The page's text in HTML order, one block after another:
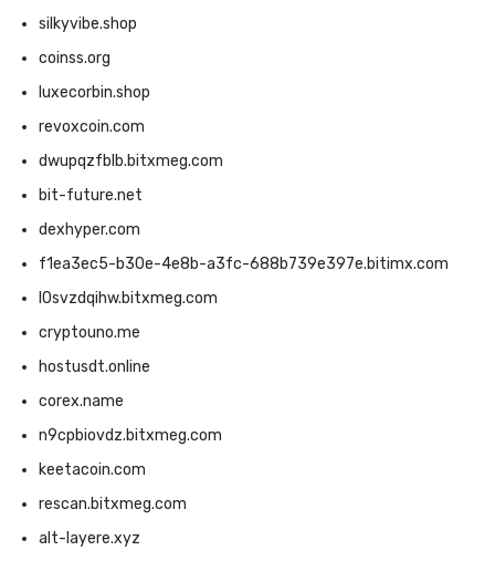
silkyvibe.shop
coinss.org
luxecorbin.shop
revoxcoin.com
dwupqzfblb.bitxmeg.com
bit-future.net
dexhyper.com
f1ea3ec5-b30e-4e8b-a3fc-688b739e397e.bitimx.com
l0svzdqihw.bitxmeg.com
cryptouno.me
hostusdt.online
corex.name
n9cpbiovdz.bitxmeg.com
keetacoin.com
rescan.bitxmeg.com
alt-layere.xyz